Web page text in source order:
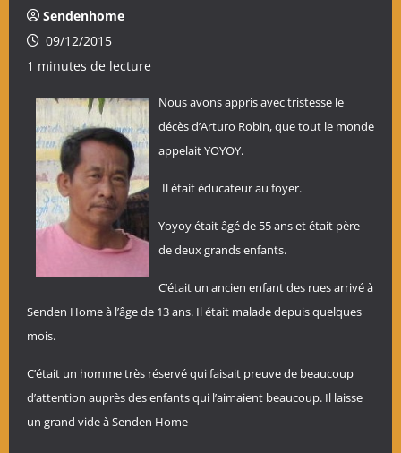
Sendenhome
09/12/2015
1 minutes de lecture
Nous avons appris avec tristesse le
décès d’Arturo Robin, que tout le monde
appelait YOYOY.
Il était éducateur au foyer.
Yoyoy était âgé de 55 ans et était père
de deux grands enfants.
C’était un ancien enfant des rues arrivé à
Senden Home à l’âge de 13 ans. Il était malade depuis quelques
mois.
C’était un homme très réservé qui faisait preuve de beaucoup
d’attention auprès des enfants qui l’aimaient beaucoup. Il laisse
un grand vide à Senden Home